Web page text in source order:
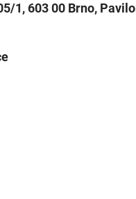
1, 603 00 Brno,